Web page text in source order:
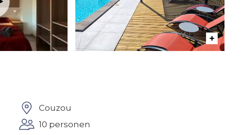
Couzou
10 personen